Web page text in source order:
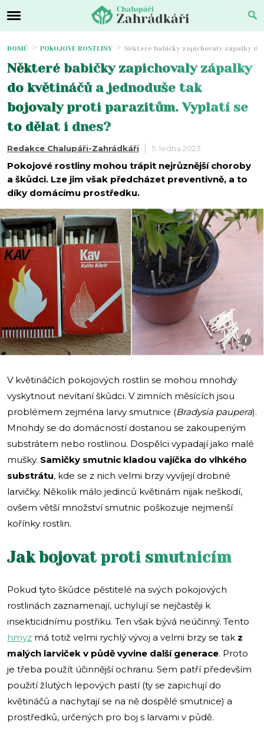
DOMŮ POKOJOVÉ ROSTLINY Některé babičky zapichovaly zápalky
Některé babičky zapichovaly zápalky
do květináčů a jednoduše tak
bojovaly proti parazitům. Vyplatí se
to dělat i dnes?
Redakce Chalupáři-Zahrádkáři 5. ledna 2023
Pokojové rostliny mohou trápit nejrůznější choroby
a škůdci. Lze jim však předcházet preventivně, a to
díky domácímu prostředku.
i
V květináčích pokojových rostlin se mohou mnohdy
vyskytnout nevítaní škůdci. V zimních měsících jsou
problémem zejména larvy smutnice (Bradysia paupera).
Mnohdy se do domácností dostanou se zakoupeným
substrátem nebo rostlinou. Dospělci vypadají jako malé
mušky. Samičky smutnic kladou vajíčka do vlhkého
substrátu, kde se z nich velmi brzy vyvíjejí drobné
larvičky. Několik málo jedinců květinám nijak neškodí,
ovšem větší množství smutnic poškozuje nejmenší
kořínky rostlin.
Jak bojovat proti smutnicím
Pokud tyto škůdce pěstitelé na svých pokojových
rostlinách zaznamenají, uchylují se nejčastěji k
insekticidnímu postřiku. Ten však bývá neúčinný. Tento
hmyz má totiž velmi rychlý vývoj a velmi brzy se tak z
malých larviček v půdě vyvine další generace. Proto
je třeba použít účinnější ochranu. Sem patří především
použití žlutých lepových pastí (ty se zapichují do
květináčů a nachytají se na ně dospělé smutnice) a
prostředků, určených pro boj s larvami v půdě.